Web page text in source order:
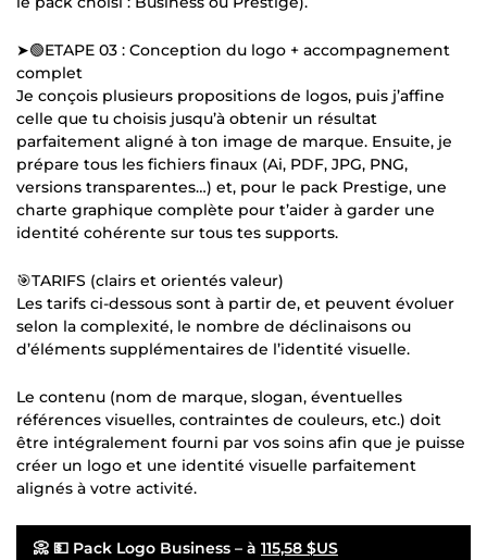
➤🟢ETAPE 03 : Conception du logo + accompagnement
complet
Je conçois plusieurs propositions de logos, puis j’affine
celle que tu choisis jusqu’à obtenir un résultat
parfaitement aligné à ton image de marque. Ensuite, je
prépare tous les fichiers finaux (Ai, PDF, JPG, PNG,
versions transparentes…) et, pour le pack Prestige, une
charte graphique complète pour t’aider à garder une
identité cohérente sur tous tes supports.
🎯TARIFS (clairs et orientés valeur)
Les tarifs ci-dessous sont à partir de, et peuvent évoluer
selon la complexité, le nombre de déclinaisons ou
d’éléments supplémentaires de l’identité visuelle.
Le contenu (nom de marque, slogan, éventuelles
références visuelles, contraintes de couleurs, etc.) doit
être intégralement fourni par vos soins afin que je puisse
créer un logo et une identité visuelle parfaitement
alignés à votre activité.
📀 💵 Pack Logo Business – à 115,58 $US